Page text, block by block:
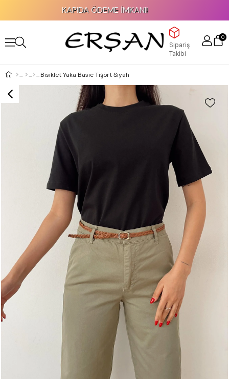
KAPIDA ÖDEME İMKANI!
Sipariş
Takibi
0
Bisiklet Yaka Basıc Tişört Siyah